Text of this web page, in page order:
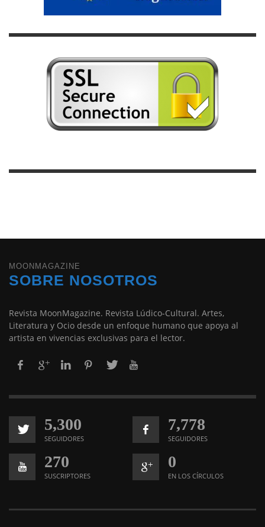
MOONMAGAZINE
SOBRE NOSOTROS
Revista MoonMagazine. Revista Lúdico-Cultural. Artes,
Literatura y Ocio desde un enfoque humano que apoya al
artista en vivencias exclusivas para el lector.
5,300
SEGUIDORES
7,778
SEGUIDORES
270
SUSCRIPTORES
0
EN LOS CÍRCULOS